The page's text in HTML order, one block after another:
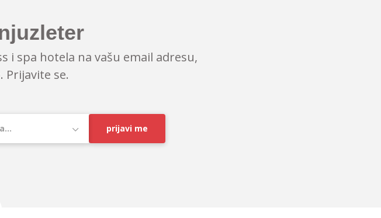
i spa hotela na vašu email adresu,
Prijavite se.
prijavi me